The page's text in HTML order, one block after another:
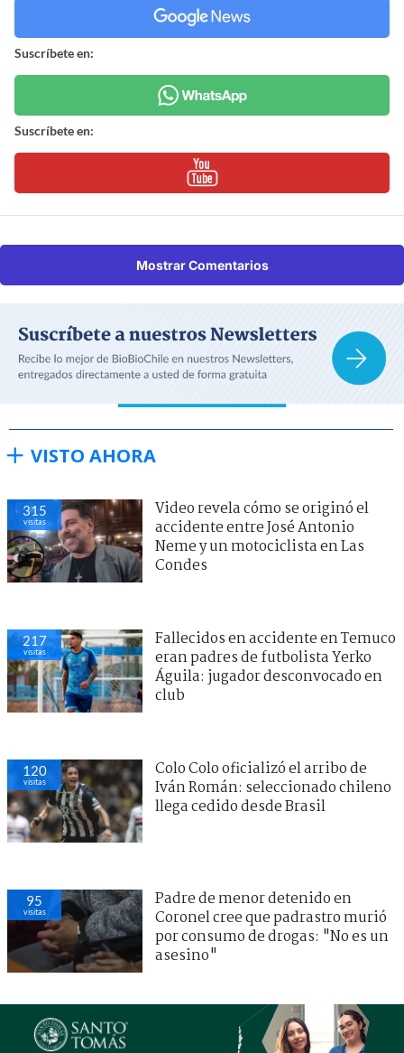
Suscríbete en:
Suscríbete en:
Mostrar Comentarios
VISTO AHORA
315
visitas
Video revela cómo se originó el
accidente entre José Antonio
Neme y un motociclista en Las
Condes
217
visitas
Fallecidos en accidente en Temuco
eran padres de futbolista Yerko
Águila: jugador desconvocado en
club
120
visitas
Colo Colo oficializó el arribo de
Iván Román: seleccionado chileno
llega cedido desde Brasil
95
visitas
Padre de menor detenido en
Coronel cree que padrastro murió
por consumo de drogas: "No es un
asesino"